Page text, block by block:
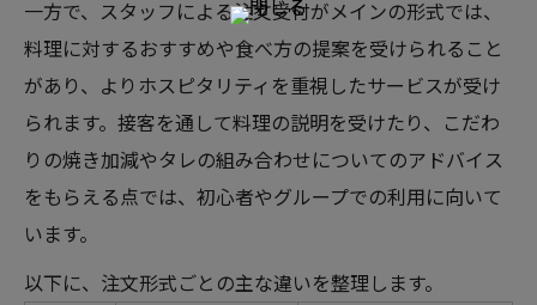
一方で、スタッフによる注文受付がメインの形式では、
料理に対するおすすめや食べ方の提案を受けられること
があり、よりホスピタリティを重視したサービスが受け
られます。接客を通して料理の説明を受けたり、こだわ
りの焼き加減やタレの組み合わせについてのアドバイス
をもらえる点では、初心者やグループでの利用に向いて
います。
以下に、注文形式ごとの主な違いを整理します。